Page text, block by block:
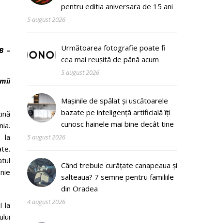
–
la
la
pentru editia aniversara de 15 ani
5 august 2026
Următoarea fotografie poate fi
cea mai reușită de până acum
5 august 2026
Mașinile de spălat și uscătoarele
bazate pe inteligență artificială îți
cunosc hainele mai bine decât tine
5 august 2026
Când trebuie curățate canapeaua și
salteaua? 7 semne pentru familiile
din Oradea
4 august 2026